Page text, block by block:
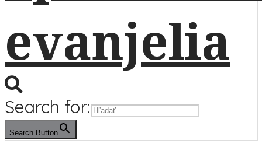
Search for:
Search Button